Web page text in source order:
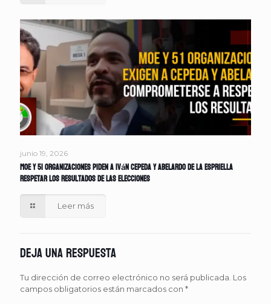
junio 19, 2026
MOE y 51 organizaciones piden a Iván Cepeda y Abelardo de la Espriella
respetar los resultados de las elecciones
Leer más
Deja una respuesta
Tu dirección de correo electrónico no será publicada. Los
campos obligatorios están marcados con *